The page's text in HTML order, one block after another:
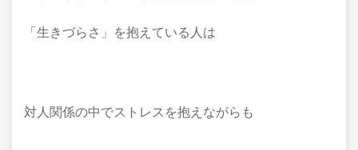
「生きづらさ」を抱えている人は
対人関係の中でストレスを抱えながらも